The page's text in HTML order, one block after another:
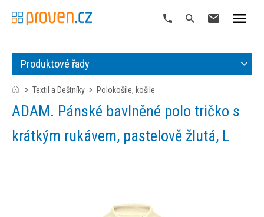
Produktové řady
Textil a Deštníky polokošile, košile
ADAM. Pánské bavlněné polo tričko s
krátkým rukávem, pastelově žlutá, L